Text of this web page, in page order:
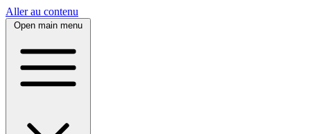
Aller au contenu
Open main menu
Panneau de gestion des cookies